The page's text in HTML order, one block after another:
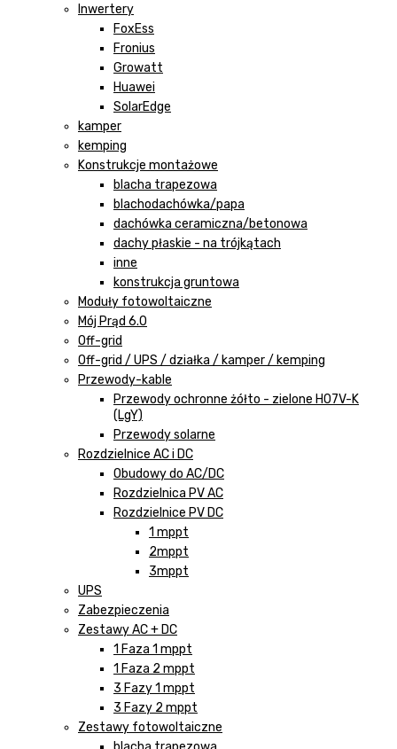
Inwertery
FoxEss
Fronius
Growatt
Huawei
SolarEdge
kamper
kemping
Konstrukcje montażowe
blacha trapezowa
blachodachówka/papa
dachówka ceramiczna/betonowa
dachy płaskie - na trójkątach
inne
konstrukcja gruntowa
Moduły fotowoltaiczne
Mój Prąd 6.0
Off-grid
Off-grid / UPS / działka / kamper / kemping
Przewody-kable
Przewody ochronne żółto - zielone H07V-K
(LgY)
Przewody solarne
Rozdzielnice AC i DC
Obudowy do AC/DC
Rozdzielnica PV AC
Rozdzielnice PV DC
1 mppt
2mppt
3mppt
UPS
Zabezpieczenia
Zestawy AC + DC
1 Faza 1 mppt
1 Faza 2 mppt
3 Fazy 1 mppt
3 Fazy 2 mppt
Zestawy fotowoltaiczne